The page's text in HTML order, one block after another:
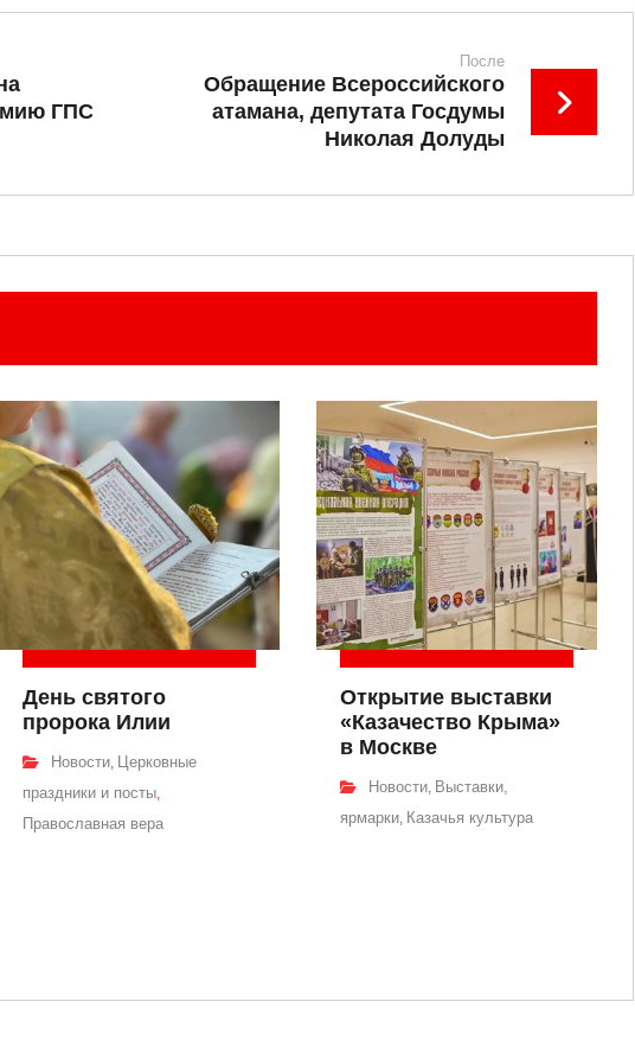
ГПС
После
Обращение Всероссийского
атамана, депутата Госдумы
Николая Долуды
День святого
пророка Илии
Новости, Церковные
праздники и посты,
Православная вера
Открытие выставки
«Казачество Крыма»
в Москве
Новости, Выставки,
ярмарки, Казачья культура